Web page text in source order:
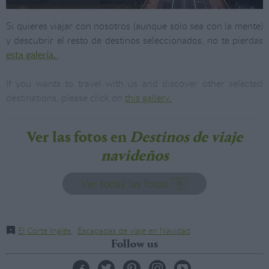
Si quieres viajar con nosotros (aunque solo sea con la mente)
y descubrir el resto de destinos seleccionados, no te pierdas
esta galería.
If you wants to travel with us and discover other selected
destinations, please click on this gallery.
Ver las fotos en Destinos de viaje
navideños
Ver todas las fotos
El Corte Inglés, Escapadas de viaje en Navidad
Follow us